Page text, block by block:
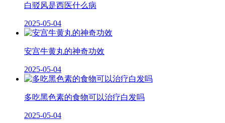
白驳风是西医什么病
2025-05-04
安宫牛黄丸的神奇功效
2025-05-04
多吃黑色素的食物可以治疗白发吗
2025-05-04